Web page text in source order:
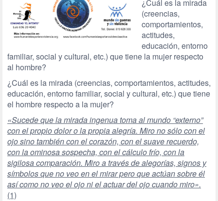
¿Cuál es la mirada
(creencias,
comportamientos,
actitudes,
educación, entorno
familiar, social y cultural, etc.) que tiene la mujer respecto
al hombre?
¿Cuál es la mirada (creencias, comportamientos, actitudes,
educación, entorno familiar, social y cultural, etc.) que tiene
el hombre respecto a la mujer?
«Sucede que la mirada ingenua toma al mundo “externo”
con el propio dolor o la propia alegría. Miro no sólo con el
ojo sino también con el corazón, con el suave recuerdo,
con la ominosa sospecha, con el cálculo frío, con la
sigilosa comparación. Miro a través de alegorías, signos y
símbolos que no veo en el mirar pero que actúan sobre él
así como no veo el ojo ni el actuar del ojo cuando miro».
(1)